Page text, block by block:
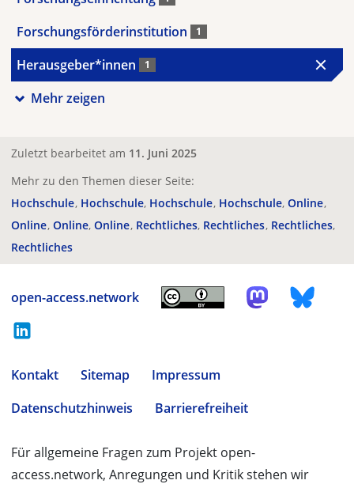
Forschungsförderinstitution 1
Herausgeber*innen 1
Mehr zeigen
Zuletzt bearbeitet am 11. Juni 2025
Mehr zu den Themen dieser Seite:
Hochschule Hochschule Hochschule Hochschule Online
Online Online Online Rechtliches Rechtliches Rechtliches
Rechtliches
open-access.network
Kontakt Sitemap
Impressum
Datenschutzhinweis
Barrierefreiheit
Für allgemeine Fragen zum Projekt open-
access.network, Anregungen und Kritik stehen wir